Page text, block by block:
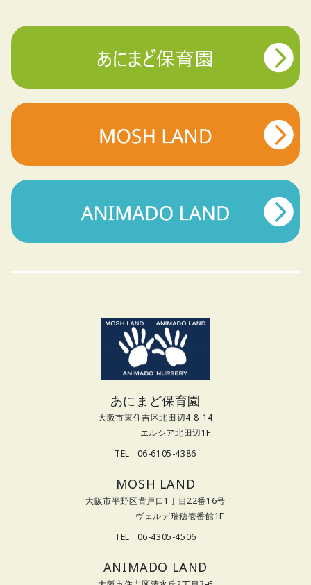
あにまど保育園
大阪市東住吉区北田辺4-8-14
エルシア北田辺1F
TEL : 06-6105-4386
MOSH LAND
大阪市平野区背戸口1丁目22番16号
ヴェルデ瑞穂壱番館1F
TEL : 06-4305-4506
ANIMADO LAND